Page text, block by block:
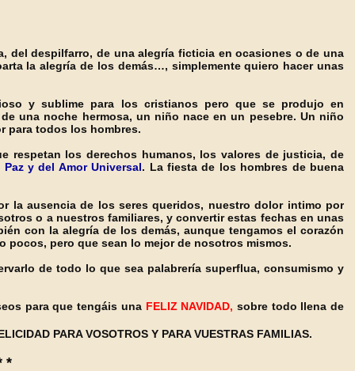
del despilfarro, de una alegría ficticia en ocasiones o de una
la alegría de los demás…, simplemente quiero hacer unas
y sublime para los cristianos pero que se produjo en
una noche hermosa, un niño nace en un pesebre. Un niño
para todos los hombres.
respetan los derechos humanos, los valores de justicia, de
y del Amor Universal. La fiesta de los hombres de buena
la ausencia de los seres queridos, nuestro dolor intimo por
o a nuestros familiares, y convertir estas fechas en unas
con la alegría de los demás, aunque tengamos el corazón
pocos, pero que sean lo mejor de nosotros mismos.
de todo lo que sea palabrería superflua, consumismo y
para que tengáis una FELIZ NAVIDAD, sobre todo llena de
PARA VOSOTROS Y PARA VUESTRAS FAMILIAS.
*